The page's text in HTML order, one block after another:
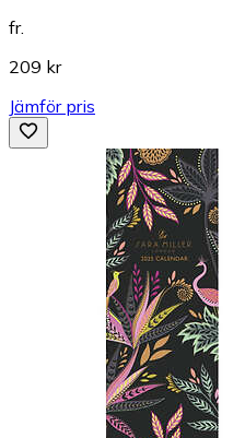
fr.
209 kr
Jämför pris